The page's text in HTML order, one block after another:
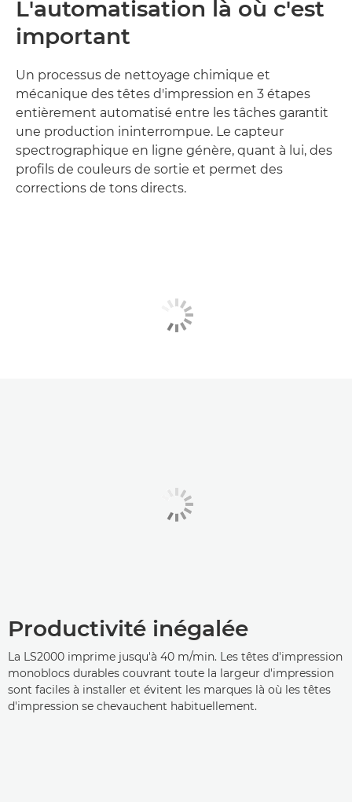
L'automatisation là où c'est
important
Un processus de nettoyage chimique et
mécanique des têtes d'impression en 3 étapes
entièrement automatisé entre les tâches garantit
une production ininterrompue. Le capteur
spectrographique en ligne génère, quant à lui, des
profils de couleurs de sortie et permet des
corrections de tons directs.
Productivité inégalée
La LS2000 imprime jusqu'à 40 m/min. Les têtes d'impression
monoblocs durables couvrant toute la largeur d'impression
sont faciles à installer et évitent les marques là où les têtes
d'impression se chevauchent habituellement.